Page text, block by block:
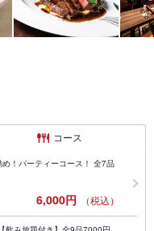
コース
！パーティーコース！ 全7品
6,000円 （税込）